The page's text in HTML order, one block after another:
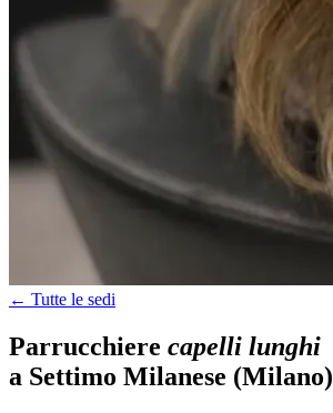
← Tutte le sedi
Parrucchiere capelli lunghi
a Settimo Milanese (Milano)